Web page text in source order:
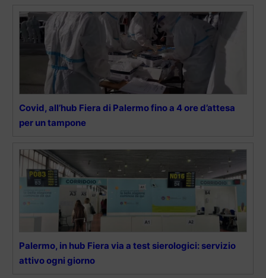
Covid, all’hub Fiera di Palermo fino a 4 ore d’attesa
per un tampone
Palermo, in hub Fiera via a test sierologici: servizio
attivo ogni giorno